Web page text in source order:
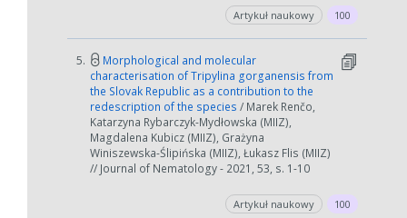
W zależności od ilości danych do przetworzenia generowanie pliku
może się wydłużyć.
Jeśli generowanie trwa zbyt długo można ograniczyć dane np.
zmniejszając zakres lat.
Artykuł naukowy 100
5.
Morphological and molecular
characterisation of Tripylina gorganensis from
the Slovak Republic as a contribution to the
redescription of the species / Marek Renčo,
Katarzyna Rybarczyk-Mydłowska (MIIZ),
Magdalena Kubicz (MIIZ), Grażyna
Winiszewska-Ślipińska (MIIZ), Łukasz Flis (MIIZ)
// Journal of Nematology - 2021, 53, s. 1-10
Artykuł naukowy 100